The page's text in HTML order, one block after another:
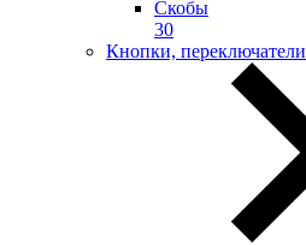
Скобы
30
Кнопки, переключатели